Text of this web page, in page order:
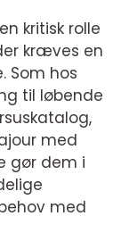
kritisk rolle
kræves en
Som hos
til løbende
med
gør dem i
med